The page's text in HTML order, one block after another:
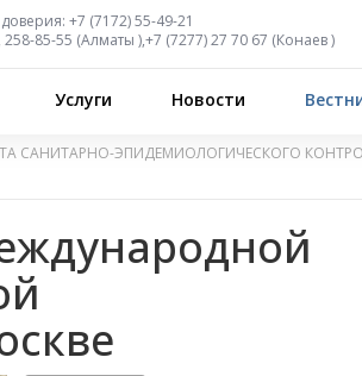
+7 (7172) 55-49-21
258-85-55 (Алматы ),+7 (7277) 27 70 67 (Конаев)
Услуги Новости
САНИТАРНО-ЭПИДЕМИОЛОГИЧЕСКОГО